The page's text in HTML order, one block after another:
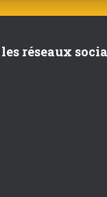
réseaux